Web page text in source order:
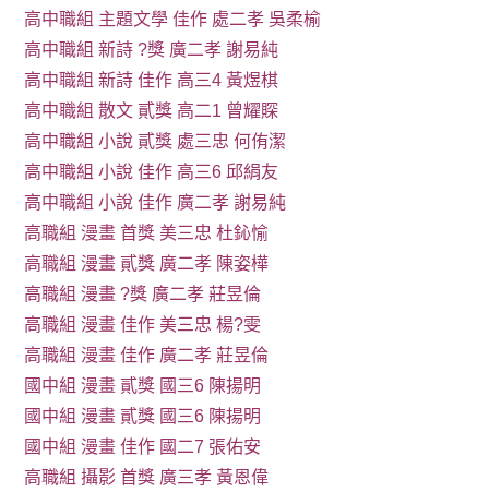
高中職組 主題文學 佳作 處二孝 吳柔榆
高中職組 新詩 ?獎 廣二孝 謝易純
高中職組 新詩 佳作 高三4 黃煜棋
高中職組 散文 貳獎 高二1 曾耀賝
高中職組 小說 貳獎 處三忠 何侑潔
高中職組 小說 佳作 高三6 邱絹友
高中職組 小說 佳作 廣二孝 謝易純
高職組 漫畫 首獎 美三忠 杜鈊愉
高職組 漫畫 貳獎 廣二孝 陳姿樺
高職組 漫畫 ?獎 廣二孝 莊昱倫
高職組 漫畫 佳作 美三忠 楊?雯
高職組 漫畫 佳作 廣二孝 莊昱倫
國中組 漫畫 貳獎 國三6 陳揚明
國中組 漫畫 貳獎 國三6 陳揚明
國中組 漫畫 佳作 國二7 張佑安
高職組 攝影 首獎 廣三孝 黃恩偉